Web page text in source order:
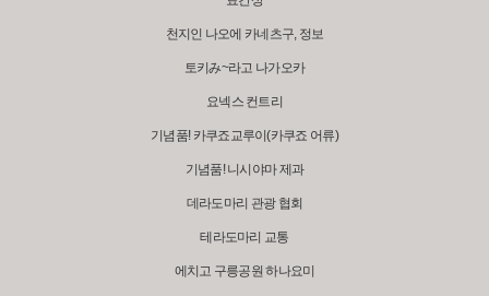
천지인 나오에 카네츠구, 정보
토키み~라고 나가오카
요넥스 컨트리
기념품! 카쿠죠교루이(카쿠죠 어류)
기념품! 니시야마 제과
데라도마리 관광 협회
테라도마리 교통
에치고 구릉공원 하나요미